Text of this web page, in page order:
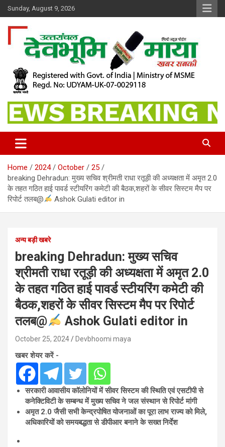
Skip
to
content
Sunday, August 9, 2026
Dev Bhoomi Maya
Home 2024 October
25
breaking Dehradun: मुख्य सचिव श्रीमती राधा रतूड़ी की अध्यक्षता में अमृत 2.0
के तहत गठित हाई पावर्ड स्टीयरिंग कमेटी की बैठक,शहरों के सीवर सिस्टम मैप पर
रिपोर्ट तलब@
Ashok Gulati editor in
अन्य बड़ी खबरे
breaking Dehradun: मुख्य सचिव
श्रीमती राधा रतूड़ी की अध्यक्षता में अमृत 2.0
के तहत गठित हाई पावर्ड स्टीयरिंग कमेटी की
बैठक,शहरों के सीवर सिस्टम मैप पर रिपोर्ट
तलब@
Ashok Gulati editor in
October 25, 2024 Devbhoomi maya
खबर शेयर करें -
सरकारी आवासीय कॉलोनियों में सीवर सिस्टम की स्थिति एवं एसटीपी से
कनेक्टिविटी के सम्बन्ध में मुख्य सचिव ने जल संस्थान से रिपोर्ट मांगी
अमृत 2.0 जैसी सभी केन्द्रपोषित योजनाओं का पूरा लाभ राज्य को मिले,
अधिकारियों को समयबद्धता से डीपीआर बनाने के सख्त निर्देश